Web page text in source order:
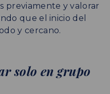
previamente y valorar
que el inicio del
y cercano.
solo en grupo